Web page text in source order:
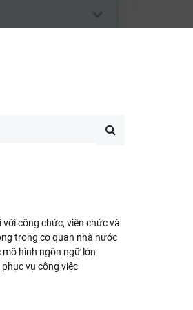
với công chức, viên chức và
trong cơ quan nhà nước
hình ngôn ngữ lớn
vụ công việc